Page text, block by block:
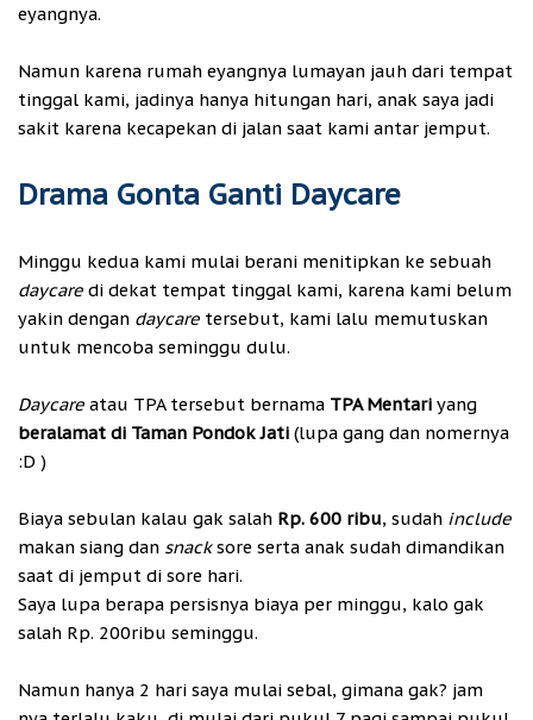
eyangnya.
Namun karena rumah eyangnya lumayan jauh dari tempat
tinggal kami, jadinya hanya hitungan hari, anak saya jadi
sakit karena kecapekan di jalan saat kami antar jemput.
Drama Gonta Ganti Daycare
Minggu kedua kami mulai berani menitipkan ke sebuah
daycare di dekat tempat tinggal kami, karena kami belum
yakin dengan daycare tersebut, kami lalu memutuskan
untuk mencoba seminggu dulu.
Daycare atau TPA tersebut bernama TPA Mentari yang
beralamat di Taman Pondok Jati (lupa gang dan nomernya
:D )
Biaya sebulan kalau gak salah Rp. 600 ribu, sudah include
makan siang dan snacksore serta anak sudah dimandikan
saat di jemput di sore hari.
Saya lupa berapa persisnya biaya per minggu, kalo gak
salah Rp. 200ribu seminggu.
Namun hanya 2 hari saya mulai sebal, gimana gak? jam